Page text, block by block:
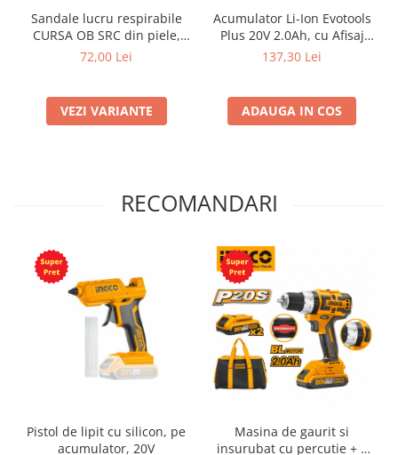
Sandale lucru respirabile
CURSA OB SRC din piele,
fara bombeu
72,00 Lei
VEZI VARIANTE
Acumulator Li-Ion Evotools
Plus 20V 2.0Ah, cu Afisaj
Digital
137,30 Lei
ADAUGA IN COS
RECOMANDARI
Pistol de lipit cu silicon, pe
acumulator, 20V
Masina de gaurit si
insurubat cu percutie + 2